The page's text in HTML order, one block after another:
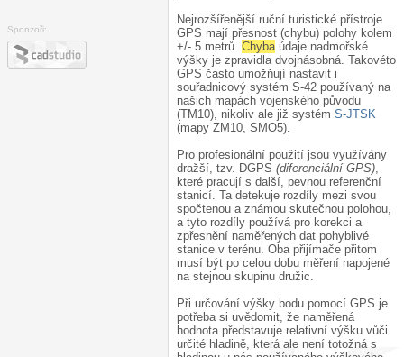
Sponzoři:
Nejrozšířenější ruční turistické přístroje
GPS mají přesnost (chybu) polohy kolem
+/- 5 metrů. Chybaúdaje nadmořské
výšky je zpravidla dvojnásobná. Takovéto
GPS často umožňují nastavit i
souřadnicový systém S-42 používaný na
našich mapách vojenského původu
(TM10), nikoliv ale již systém S-JTSK
(mapy ZM10, SMO5).
Pro profesionální použití jsou využívány
dražší, tzv. DGPS (diferenciální GPS),
které pracují s další, pevnou referenční
stanicí. Ta detekuje rozdíly mezi svou
spočtenou a známou skutečnou polohou,
a tyto rozdíly používá pro korekci a
zpřesnění naměřených dat pohyblivé
stanice v terénu. Oba přijímače přitom
musí být po celou dobu měření napojené
na stejnou skupinu družic.
Při určování výšky bodu pomocí GPS je
potřeba si uvědomit, že naměřená
hodnota představuje relativní výšku vůči
určité hladině, která ale není totožná s